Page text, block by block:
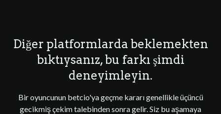
Diğer platformlarda beklemekten
bıktıysanız, bu farkı şimdi
deneyimleyin.
Bir oyuncunun betcio'ya geçme kararı genellikle üçüncü
gecikmiş çekim talebinden sonra gelir. Siz bu aşamaya